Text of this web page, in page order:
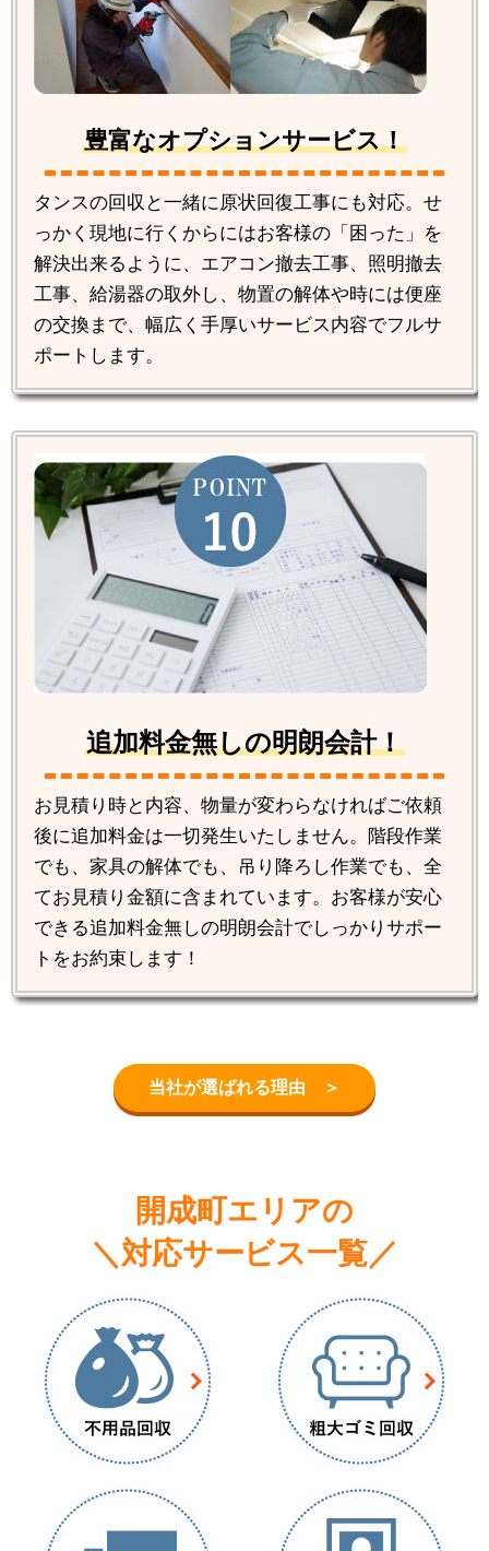
豊富なオプションサービス！
タンスの回収と一緒に原状回復工事にも対応。せ
っかく現地に行くからにはお客様の「困った」を
解決出来るように、エアコン撤去工事、照明撤去
工事、給湯器の取外し、物置の解体や時には便座
の交換まで、幅広く手厚いサービス内容でフルサ
ポートします。
追加料金無しの明朗会計！
お見積り時と内容、物量が変わらなければご依頼
後に追加料金は一切発生いたしません。階段作業
でも、家具の解体でも、吊り降ろし作業でも、全
てお見積り金額に含まれています。お客様が安心
できる追加料金無しの明朗会計でしっかりサポー
トをお約束します！
当社が選ばれる理由 ＞
開成町エリアの
＼対応サービス一覧／